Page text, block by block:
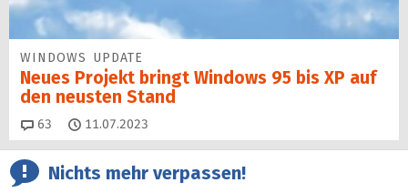
WINDOWS UPDATE
Neues Projekt bringt Windows 95 bis XP auf
den neusten Stand
63 Kommentare
11.07.2023
Nichts mehr verpassen!